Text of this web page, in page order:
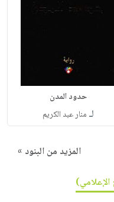
حدود المدن
لـ منار عبد الكريم
المزيد من البنود »